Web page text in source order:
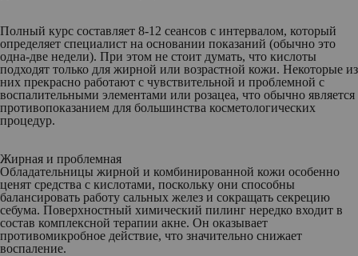
Полный курс составляет 8-12 сеансов с интервалом, который
определяет специалист на основании показаний (обычно это
одна-две недели). При этом не стоит думать, что кислоты
подходят только для жирной или возрастной кожи. Некоторые из
них прекрасно работают с чувствительной и проблемной с
воспалительными элементами или розацеа, что обычно является
противопоказанием для большинства косметологических
процедур.
Жирная и проблемная
Обладательницы жирной и комбинированной кожи особенно
ценят средства с кислотами, поскольку они способны
балансировать работу сальных желез и сокращать секрецию
себума. Поверхностный химический пилинг нередко входит в
состав комплексной терапии акне. Он оказывает
противомикробное действие, что значительно снижает
воспаление.